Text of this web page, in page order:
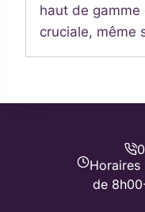
haut de
cruciale, même
Horaires
de